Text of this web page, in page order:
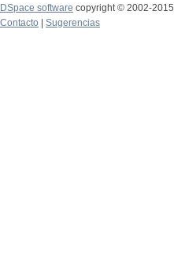
DSpace software copyright © 2002-2015
Contacto
Sugerencias